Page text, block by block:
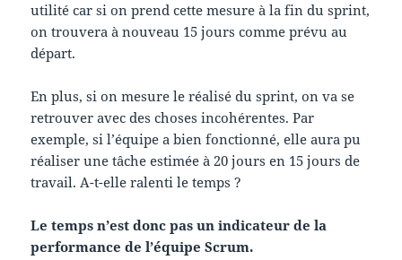
utilité car si on prend cette mesure à la fin du sprint,
on trouvera à nouveau 15 jours comme prévu au
départ.
En plus, si on mesure le réalisé du sprint, on va se
retrouver avec des choses incohérentes. Par
exemple, si l’équipe a bien fonctionné, elle aura pu
réaliser une tâche estimée à 20 jours en 15 jours de
travail. A-t-elle ralenti le temps ?
Le temps n’est donc pas un indicateur de la
performance de l’équipe Scrum.